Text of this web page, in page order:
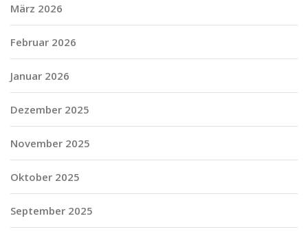
März 2026
Februar 2026
Januar 2026
Dezember 2025
November 2025
Oktober 2025
September 2025